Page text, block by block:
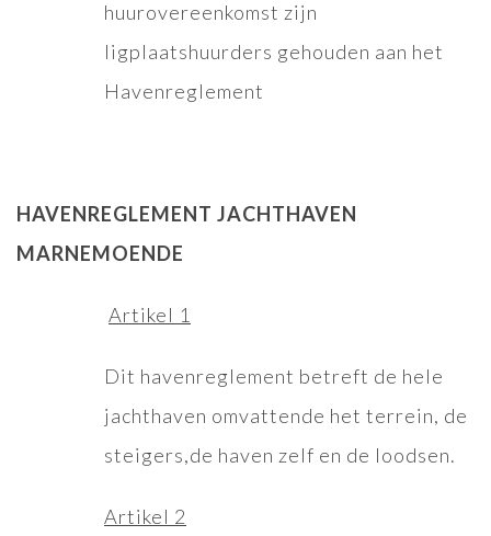
huurovereenkomst zijn
ligplaatshuurders gehouden aan het
Havenreglement
HAVENREGLEMENT JACHTHAVEN
MARNEMOENDE
Artikel 1
Dit havenreglement betreft de hele
jachthaven omvattende het terrein, de
steigers,de haven zelf en de loodsen.
Artikel 2